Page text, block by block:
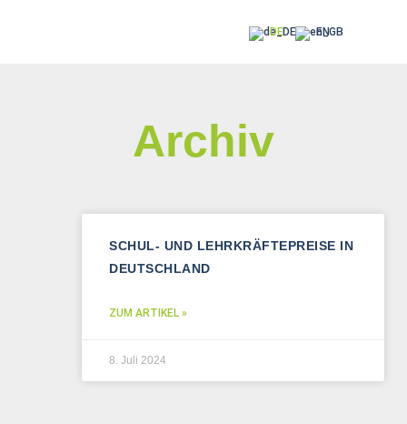
DE EN
Archiv
SCHUL- UND LEHRKRÄFTEPREISE IN
DEUTSCHLAND
ZUM ARTIKEL »
8. Juli 2024